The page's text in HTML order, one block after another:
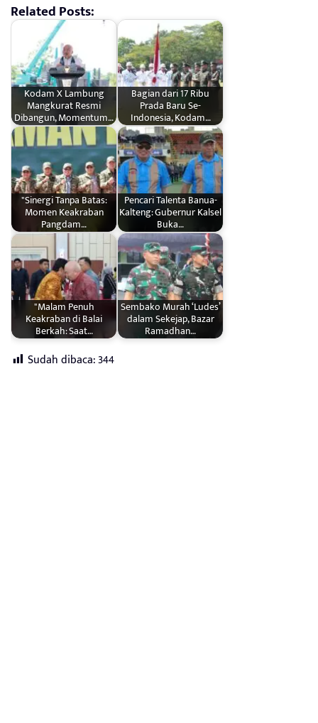
Related Posts:
Kodam X Lambung
Mangkurat Resmi
Dibangun, Momentum…
Bagian dari 17 Ribu
Prada Baru Se-
Indonesia, Kodam…
"Sinergi Tanpa Batas:
Momen Keakraban
Pangdam…
Pencari Talenta Banua-
Kalteng: Gubernur Kalsel
Buka…
"Malam Penuh
Keakraban di Balai
Berkah: Saat…
Sembako Murah ‘Ludes’
dalam Sekejap, Bazar
Ramadhan…
Sudah dibaca:344